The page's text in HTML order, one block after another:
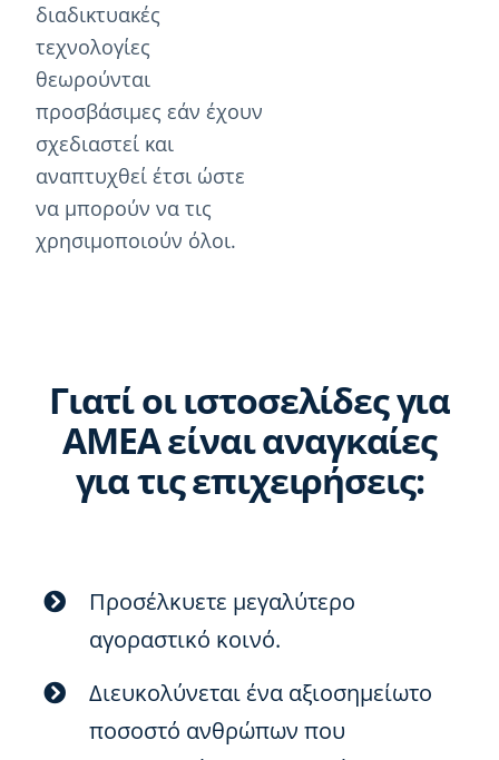
διαδικτυακές
τεχνολογίες
θεωρούνται
προσβάσιμες εάν έχουν
σχεδιαστεί και
αναπτυχθεί έτσι ώστε
να μπορούν να τις
χρησιμοποιούν όλοι.
Γιατί οι ιστοσελίδες για
AMEA είναι αναγκαίες
για τις επιχειρήσεις:
Προσέλκυετε μεγαλύτερο
αγοραστικό κοινό.
Διευκολύνεται ένα αξιοσημείωτο
ποσοστό ανθρώπων που